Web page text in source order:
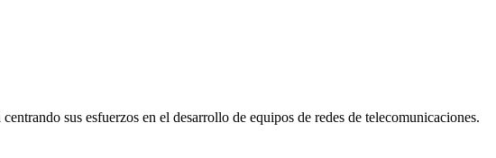
sus esfuerzos en el desarrollo de equipos de redes de telecomunicaciones.